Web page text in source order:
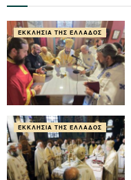
ΕΚΚΛΗΣΊΑ ΤΗΣ ΕΛΛΆΔΟΣ
ΕΚΚΛΗΣΊΑ ΤΗΣ ΕΛΛΆΔΟΣ